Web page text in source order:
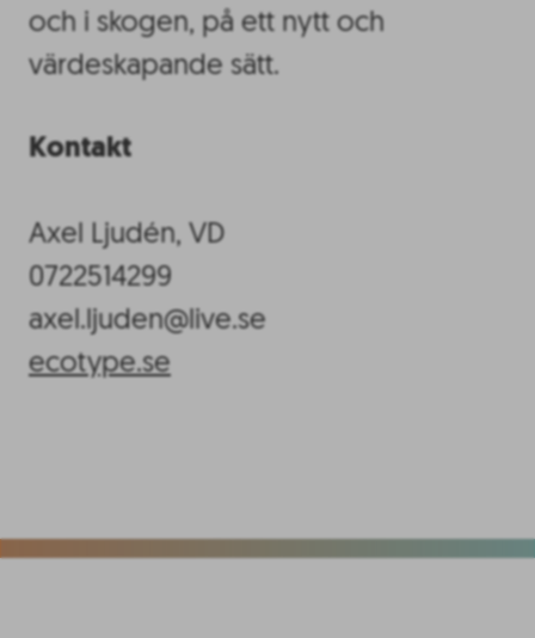
och i skogen, på ett nytt och
värdeskapande sätt.
Kontakt
Axel Ljudén, VD
0722514299
axel.ljuden@live.se
ecotype.se